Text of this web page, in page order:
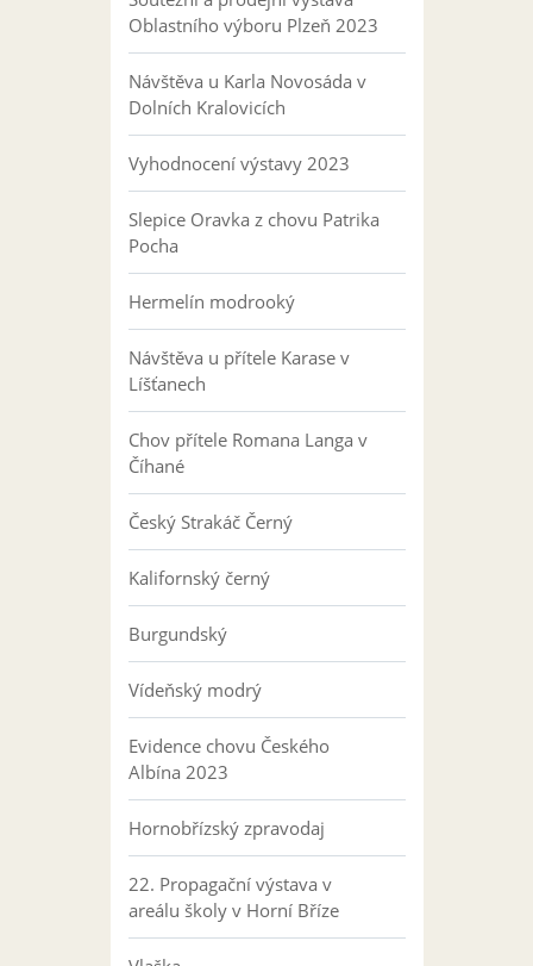
Oblastního výboru Plzeň 2023
Návštěva u Karla Novosáda v
Dolních Kralovicích
Vyhodnocení výstavy 2023
Slepice Oravka z chovu Patrika
Pocha
Hermelín modrooký
Návštěva u přítele Karase v
Líšťanech
Chov přítele Romana Langa v
Číhané
Český Strakáč Černý
Kalifornský černý
Burgundský
Vídeňský modrý
Evidence chovu Českého
Albína 2023
Hornobřízský zpravodaj
22. Propagační výstava v
areálu školy v Horní Bříze